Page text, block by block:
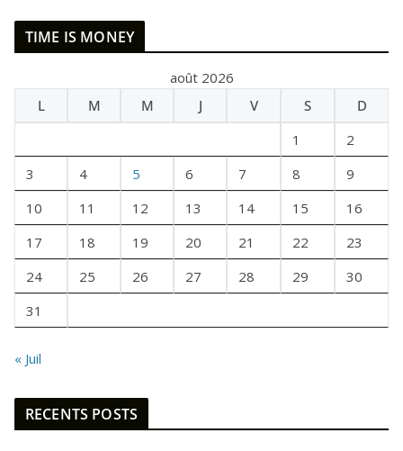
E
I
U
F
S
TIME IS MONEY
août 2026
L
M M J V S
D
1
2
3
4 5 6 7 8
9
10
11 12 13 14 15
16
17
18 19 20 21 22
23
24
25 26 27 28 29
30
31
« Juil
RECENTS POSTS